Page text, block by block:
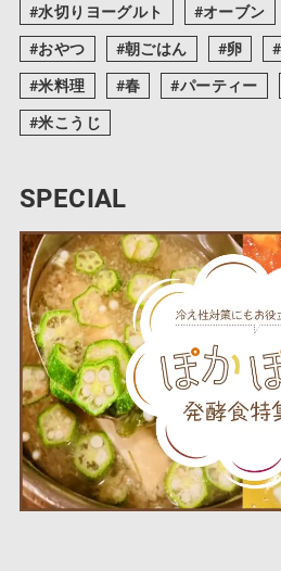
水切りヨーグルト
オーブン
おやつ
朝ごはん 卵
米料理
春 パーティー
米こうじ
SPECIAL